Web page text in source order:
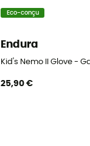
Eco-conçu
Endura
Kid's Nemo II Glove -
25,90 €